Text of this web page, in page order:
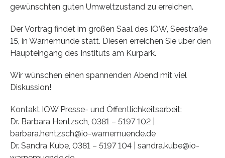
gewünschten guten Umweltzustand zu erreichen.
Der Vortrag findet im großen Saal des IOW, Seestraße
15, in Warnemünde statt. Diesen erreichen Sie über den
Haupteingang des Instituts am Kurpark.
Wir wünschen einen spannenden Abend mit viel
Diskussion!
Kontakt IOW Presse- und Öffentlichkeitsarbeit:
Dr. Barbara Hentzsch, 0381 – 5197 102 |
barbara.hentzsch@io-warnemuende.de
Dr. Sandra Kube, 0381 – 5197 104 | sandra.kube@io-